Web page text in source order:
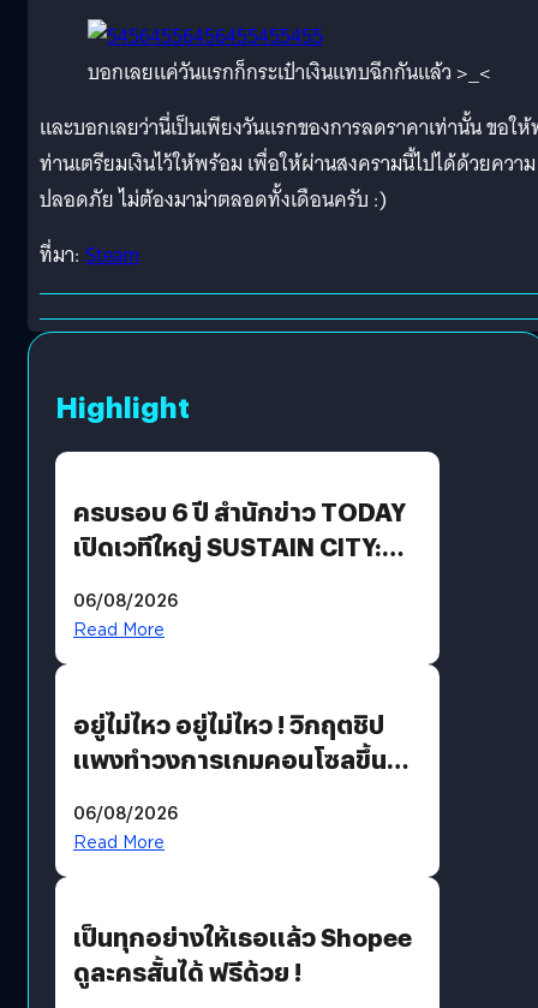
บอกเลยแค่วันแรกก็กระเป๋าเงินแทบฉีกกันแล้ว >_<
และบอกเลยว่านี่เป็นเพียงวันแรกของการลดราคาเท่านั้น ขอใ
ท่านเตรียมเงินไว้ให้พร้อม เพื่อให้ผ่านสงครามนี้ไปได้ด้วยความ
ปลอดภัย ไม่ต้องมาม่าตลอดทั้งเดือนครับ :)
ที่มา: Steam
Highlight
ครบรอบ 6 ปี สำนักข่าว TODAY
เปิดเวทีใหญ่ SUSTAIN CITY:
แนวทางปรับตัวสู่เศรษฐกิจสี
06/08/2026
Read More
อยู่ไม่ไหว อยู่ไม่ไหว ! วิกฤตชิป
แพงทำวงการเกมคอนโซลขึ้น
?
06/08/2026
Read More
เป็นทุกอย่างให้เธอแล้ว Shopee
ดูละครสั้นได้ ฟรีด้วย !